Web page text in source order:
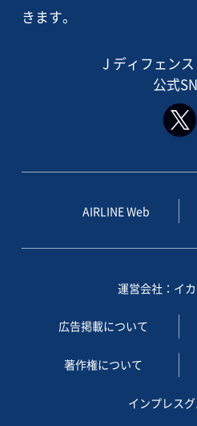
きます。
J ディフェン
公式
AIRLINE Web
運営会社：イ
広告掲載について
著作権について
インプレス